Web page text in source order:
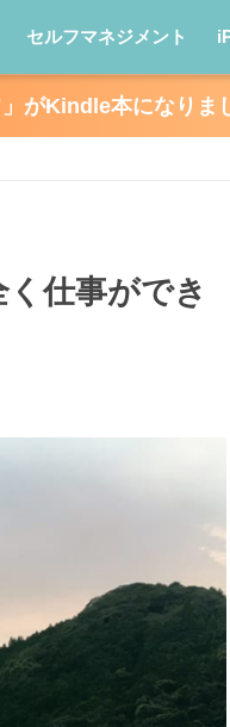
セルフマネジメント
がKindle本になりま
仕事ができ